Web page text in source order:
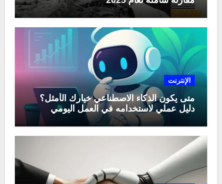
الإنترنت
متى يكون الذكاء الاصطناعي خيارك الأمثل؟
دليل عملي لاستخدامه في العمل اليومي